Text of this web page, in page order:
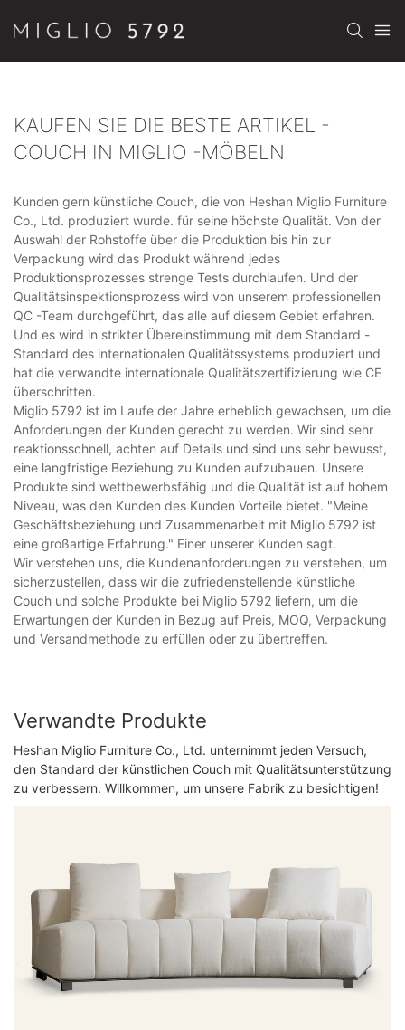
KAUFEN SIE DIE BESTE ARTIKEL -
COUCH IN MIGLIO -MÖBELN
Kunden gern künstliche Couch, die von Heshan Miglio Furniture
Co., Ltd. produziert wurde. für seine höchste Qualität. Von der
Auswahl der Rohstoffe über die Produktion bis hin zur
Verpackung wird das Produkt während jedes
Produktionsprozesses strenge Tests durchlaufen. Und der
Qualitätsinspektionsprozess wird von unserem professionellen
QC -Team durchgeführt, das alle auf diesem Gebiet erfahren.
Und es wird in strikter Übereinstimmung mit dem Standard -
Standard des internationalen Qualitätssystems produziert und
hat die verwandte internationale Qualitätszertifizierung wie CE
überschritten.
Miglio 5792 ist im Laufe der Jahre erheblich gewachsen, um die
Anforderungen der Kunden gerecht zu werden. Wir sind sehr
reaktionsschnell, achten auf Details und sind uns sehr bewusst,
eine langfristige Beziehung zu Kunden aufzubauen. Unsere
Produkte sind wettbewerbsfähig und die Qualität ist auf hohem
Niveau, was den Kunden des Kunden Vorteile bietet. "Meine
Geschäftsbeziehung und Zusammenarbeit mit Miglio 5792 ist
eine großartige Erfahrung." Einer unserer Kunden sagt.
Wir verstehen uns, die Kundenanforderungen zu verstehen, um
sicherzustellen, dass wir die zufriedenstellende künstliche
Couch und solche Produkte bei Miglio 5792 liefern, um die
Erwartungen der Kunden in Bezug auf Preis, MOQ, Verpackung
und Versandmethode zu erfüllen oder zu übertreffen.
Verwandte Produkte
Heshan Miglio Furniture Co., Ltd. unternimmt jeden Versuch,
den Standard der künstlichen Couch mit Qualitätsunterstützung
zu verbessern. Willkommen, um unsere Fabrik zu besichtigen!